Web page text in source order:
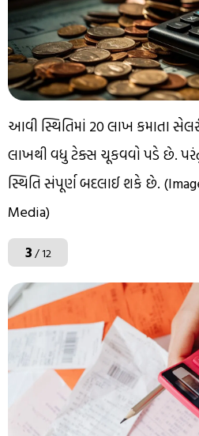
આવી સ્થિતિમાં ₹20 લાખ કમાતા
લાખથી વધુ ટેક્સ ચૂકવવો પડે છે.
સ્થિતિ સંપૂર્ણ બદલાઈ શકે છે.
Media)
3/ 12